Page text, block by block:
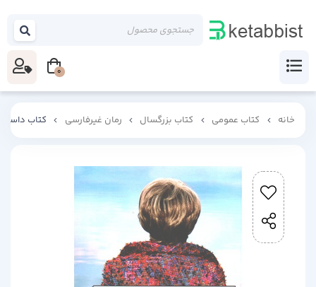
خانه کتاب عمومی کتاب بزرگسال رمان غیرفارسی کتاب
0